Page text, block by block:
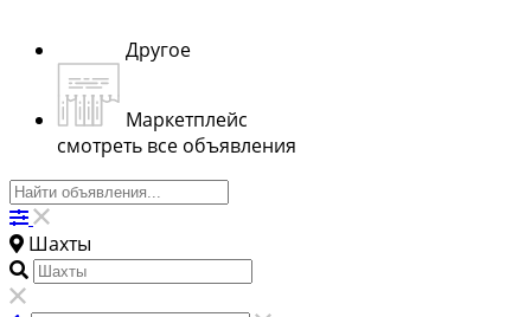
Другое
Маркетплейс
смотреть все объявления
Шахты